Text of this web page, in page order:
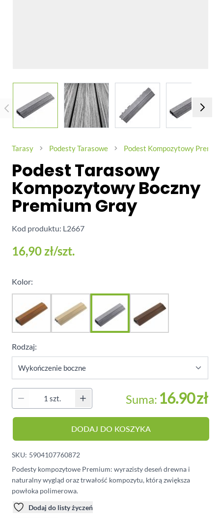
View larger imageView larger imageView larger image
Tarasy Podesty Tarasowe Podest Kompozytowy
Podest Tarasowy
Kompozytowy Boczny
Premium Gray
Kod produktu: L2667
16,90 zł/szt.
Kolor:
Rodzaj:
Suma: 16.90zł
DODAJ DO KOSZYKA
SKU: 5904107760872
Podesty kompozytowe Premium: wyrazisty deseń drewna i
naturalny wygląd oraz trwałość kompozytu, którą zwiększa
powłoka polimerowa.
Dodaj do listy życzeń